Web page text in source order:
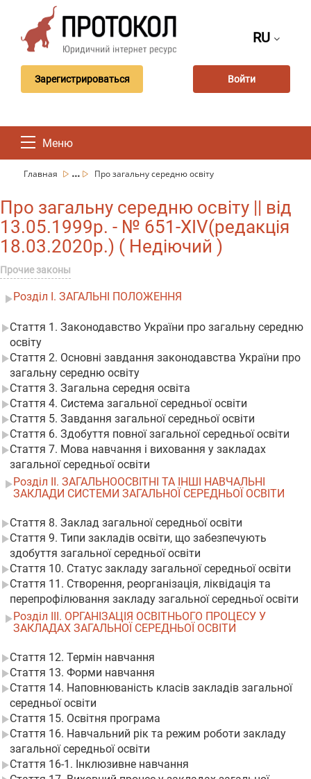
RU
Зарегистрироваться Войти
Меню
Главная ... Про загальну середню освіту
Про загальну середню освіту || від
13.05.1999р. - № 651-XIV(редакція
18.03.2020р.) ( Недіючий )
Прочие законы
Розділ I. ЗАГАЛЬНІ ПОЛОЖЕННЯ
Стаття 1. Законодавство України про загальну середню
освіту
Стаття 2. Основні завдання законодавства України про
загальну середню освіту
Стаття 3. Загальна середня освіта
Стаття 4. Система загальної середньої освіти
Стаття 5. Завдання загальної середньої освіти
Стаття 6. Здобуття повної загальної середньої освіти
Стаття 7. Мова навчання і виховання у закладах
загальної середньої освіти
Розділ II. ЗАГАЛЬНООСВІТНІ ТА ІНШІ НАВЧАЛЬНІ
ЗАКЛАДИ СИСТЕМИ ЗАГАЛЬНОЇ СЕРЕДНЬОЇ ОСВІТИ
Стаття 8. Заклад загальної середньої освіти
Стаття 9. Типи закладів освіти, що забезпечують
здобуття загальної середньої освіти
Стаття 10. Статус закладу загальної середньої освіти
Стаття 11. Створення, реорганізація, ліквідація та
перепрофілювання закладу загальної середньої освіти
Розділ III. ОРГАНІЗАЦІЯ ОСВІТНЬОГО ПРОЦЕСУ У
ЗАКЛАДАХ ЗАГАЛЬНОЇ СЕРЕДНЬОЇ ОСВІТИ
Стаття 12. Термін навчання
Стаття 13. Форми навчання
Стаття 14. Наповнюваність класів закладів загальної
середньої освіти
Стаття 15. Освітня програма
Стаття 16. Навчальний рік та режим роботи закладу
загальної середньої освіти
Стаття 16-1. Інклюзивне навчання